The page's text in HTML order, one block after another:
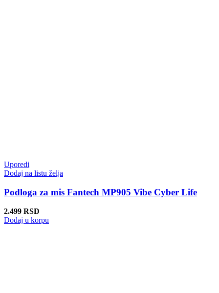
Uporedi
Dodaj na listu želja
Podloga za mis Fantech MP905 Vibe Cyber Life
2.499 RSD
Dodaj u korpu